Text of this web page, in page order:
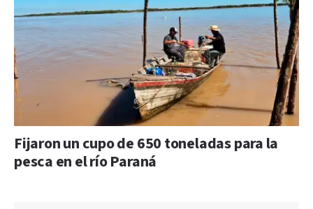
Fijaron un cupo de 650 toneladas para la
pesca en el río Paraná